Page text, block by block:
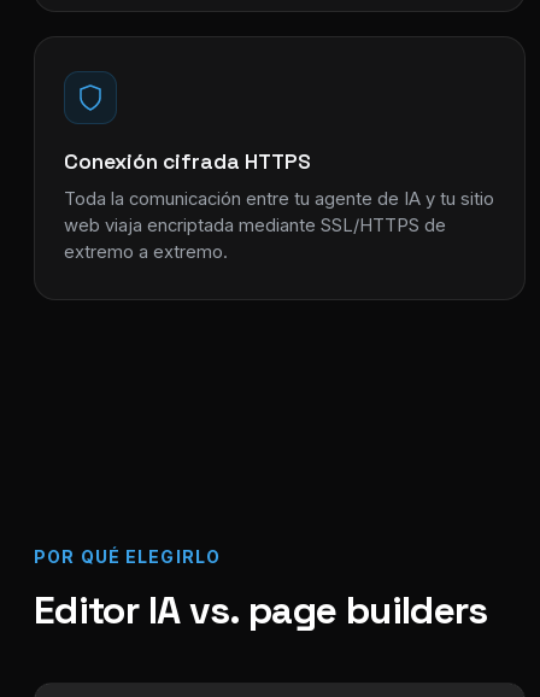
Conexión cifrada HTTPS
Toda la comunicación entre tu agente de IA y tu sitio
web viaja encriptada mediante SSL/HTTPS de
extremo a extremo.
POR QUÉ ELEGIRLO
Editor IA vs. page builders